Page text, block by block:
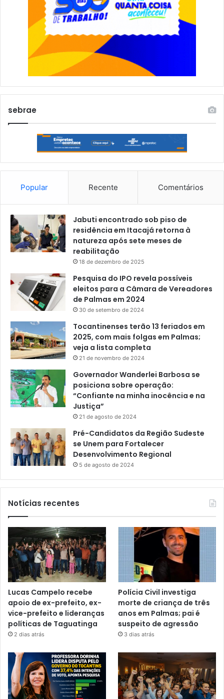
sebrae
Popular Recente Comentários
Jabuti encontrado sob piso de
residência em Itacajá retorna à
natureza após sete meses de
reabilitação
18 de dezembro de 2025
Pesquisa do IPO revela possíveis
eleitos para a Câmara de Vereadores
de Palmas em 2024
30 de setembro de 2024
Tocantinenses terão 13 feriados em
2025, com mais folgas em Palmas;
veja a lista completa
21 de novembro de 2024
Governador Wanderlei Barbosa se
posiciona sobre operação:
“Confiante na minha inocência e na
Justiça”
21 de agosto de 2024
Pré-Candidatos da Região Sudeste
se Unem para Fortalecer
Desenvolvimento Regional
5 de agosto de 2024
Notícias recentes
Lucas Campelo recebe
apoio de ex-prefeito, ex-
vice-prefeito e lideranças
políticas de Taguatinga
2 dias atrás
Polícia Civil investiga
morte de criança de três
anos em Palmas; pai é
suspeito de agressão
3 dias atrás